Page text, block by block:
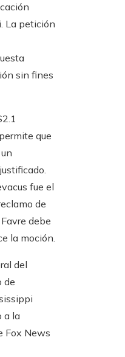
La petición
sin fines
que
fue el
de
debe
la moción.
del
de
a la
Fox News